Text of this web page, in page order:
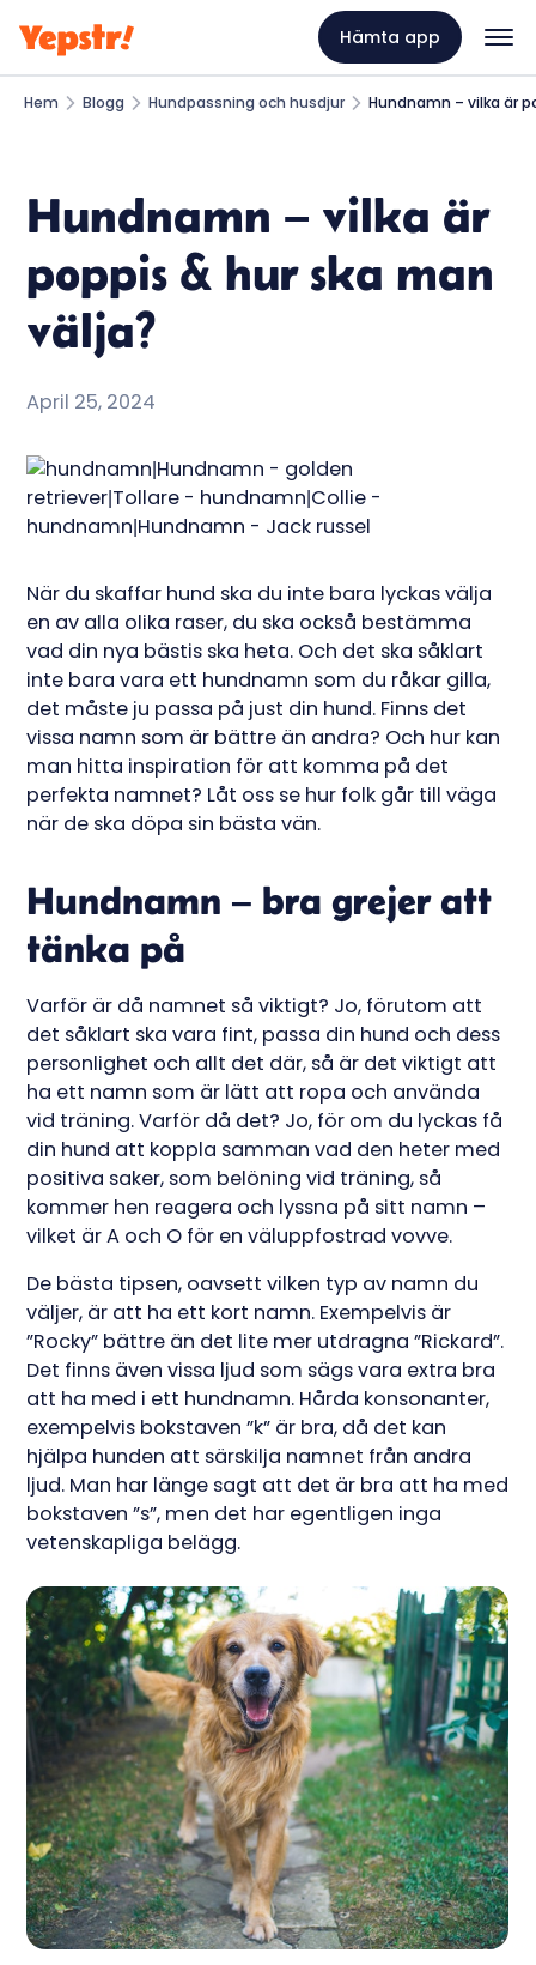
Hämta app
Hem Blogg Hundpassning och husdjur Hundnamn – vilka är
Hundnamn – vilka är
poppis & hur ska man
välja?
April 25, 2024
När du skaffar hund ska du inte bara lyckas välja
en av alla olika raser, du ska också bestämma
vad din nya bästis ska heta. Och det ska såklart
inte bara vara ett hundnamn som du råkar gilla,
det måste ju passa på just din hund. Finns det
vissa namn som är bättre än andra? Och hur kan
man hitta inspiration för att komma på det
perfekta namnet? Låt oss se hur folk går till väga
när de ska döpa sin bästa vän.
Hundnamn – bra grejer att
tänka på
Varför är då namnet så viktigt? Jo, förutom att
det såklart ska vara fint, passa din hund och dess
personlighet och allt det där, så är det viktigt att
ha ett namn som är lätt att ropa och använda
vid träning. Varför då det? Jo, för om du lyckas få
din hund att koppla samman vad den heter med
positiva saker, som belöning vid träning, så
kommer hen reagera och lyssna på sitt namn –
vilket är A och O för en väluppfostrad vovve.
De bästa tipsen, oavsett vilken typ av namn du
väljer, är att ha ett kort namn. Exempelvis är
”Rocky” bättre än det lite mer utdragna ”Rickard”.
Det finns även vissa ljud som sägs vara extra bra
att ha med i ett hundnamn. Hårda konsonanter,
exempelvis bokstaven ”k” är bra, då det kan
hjälpa hunden att särskilja namnet från andra
ljud. Man har länge sagt att det är bra att ha med
bokstaven ”s”, men det har egentligen inga
vetenskapliga belägg.